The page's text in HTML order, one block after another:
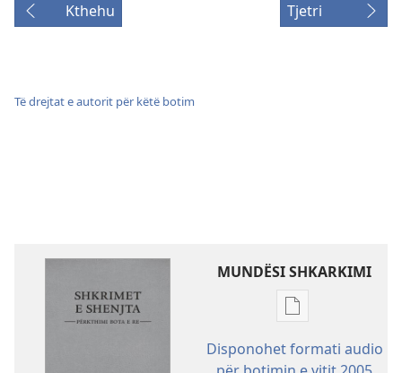
Kthehu Tjetri
Të drejtat e autorit për këtë botim
MUNDËSI SHKARKIMI
Mundësitë
shkarkimit
Disponohet formati audio